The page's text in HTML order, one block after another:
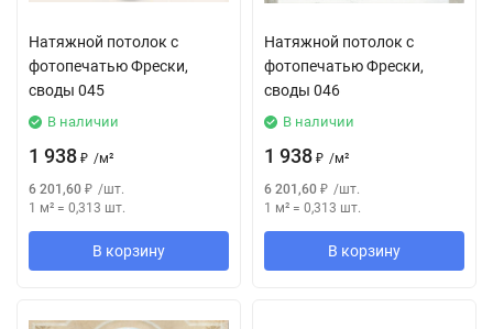
Натяжной потолок с
фотопечатью Фрески,
своды 045
В наличии
1 938 ₽ /м²
6 201,60 ₽ /шт.
1 м² = 0,313 шт.
В корзину
Натяжной потолок с
фотопечатью Фрески,
своды 046
В наличии
1 938 ₽ /м²
6 201,60 ₽ /шт.
1 м² = 0,313 шт.
В корзину